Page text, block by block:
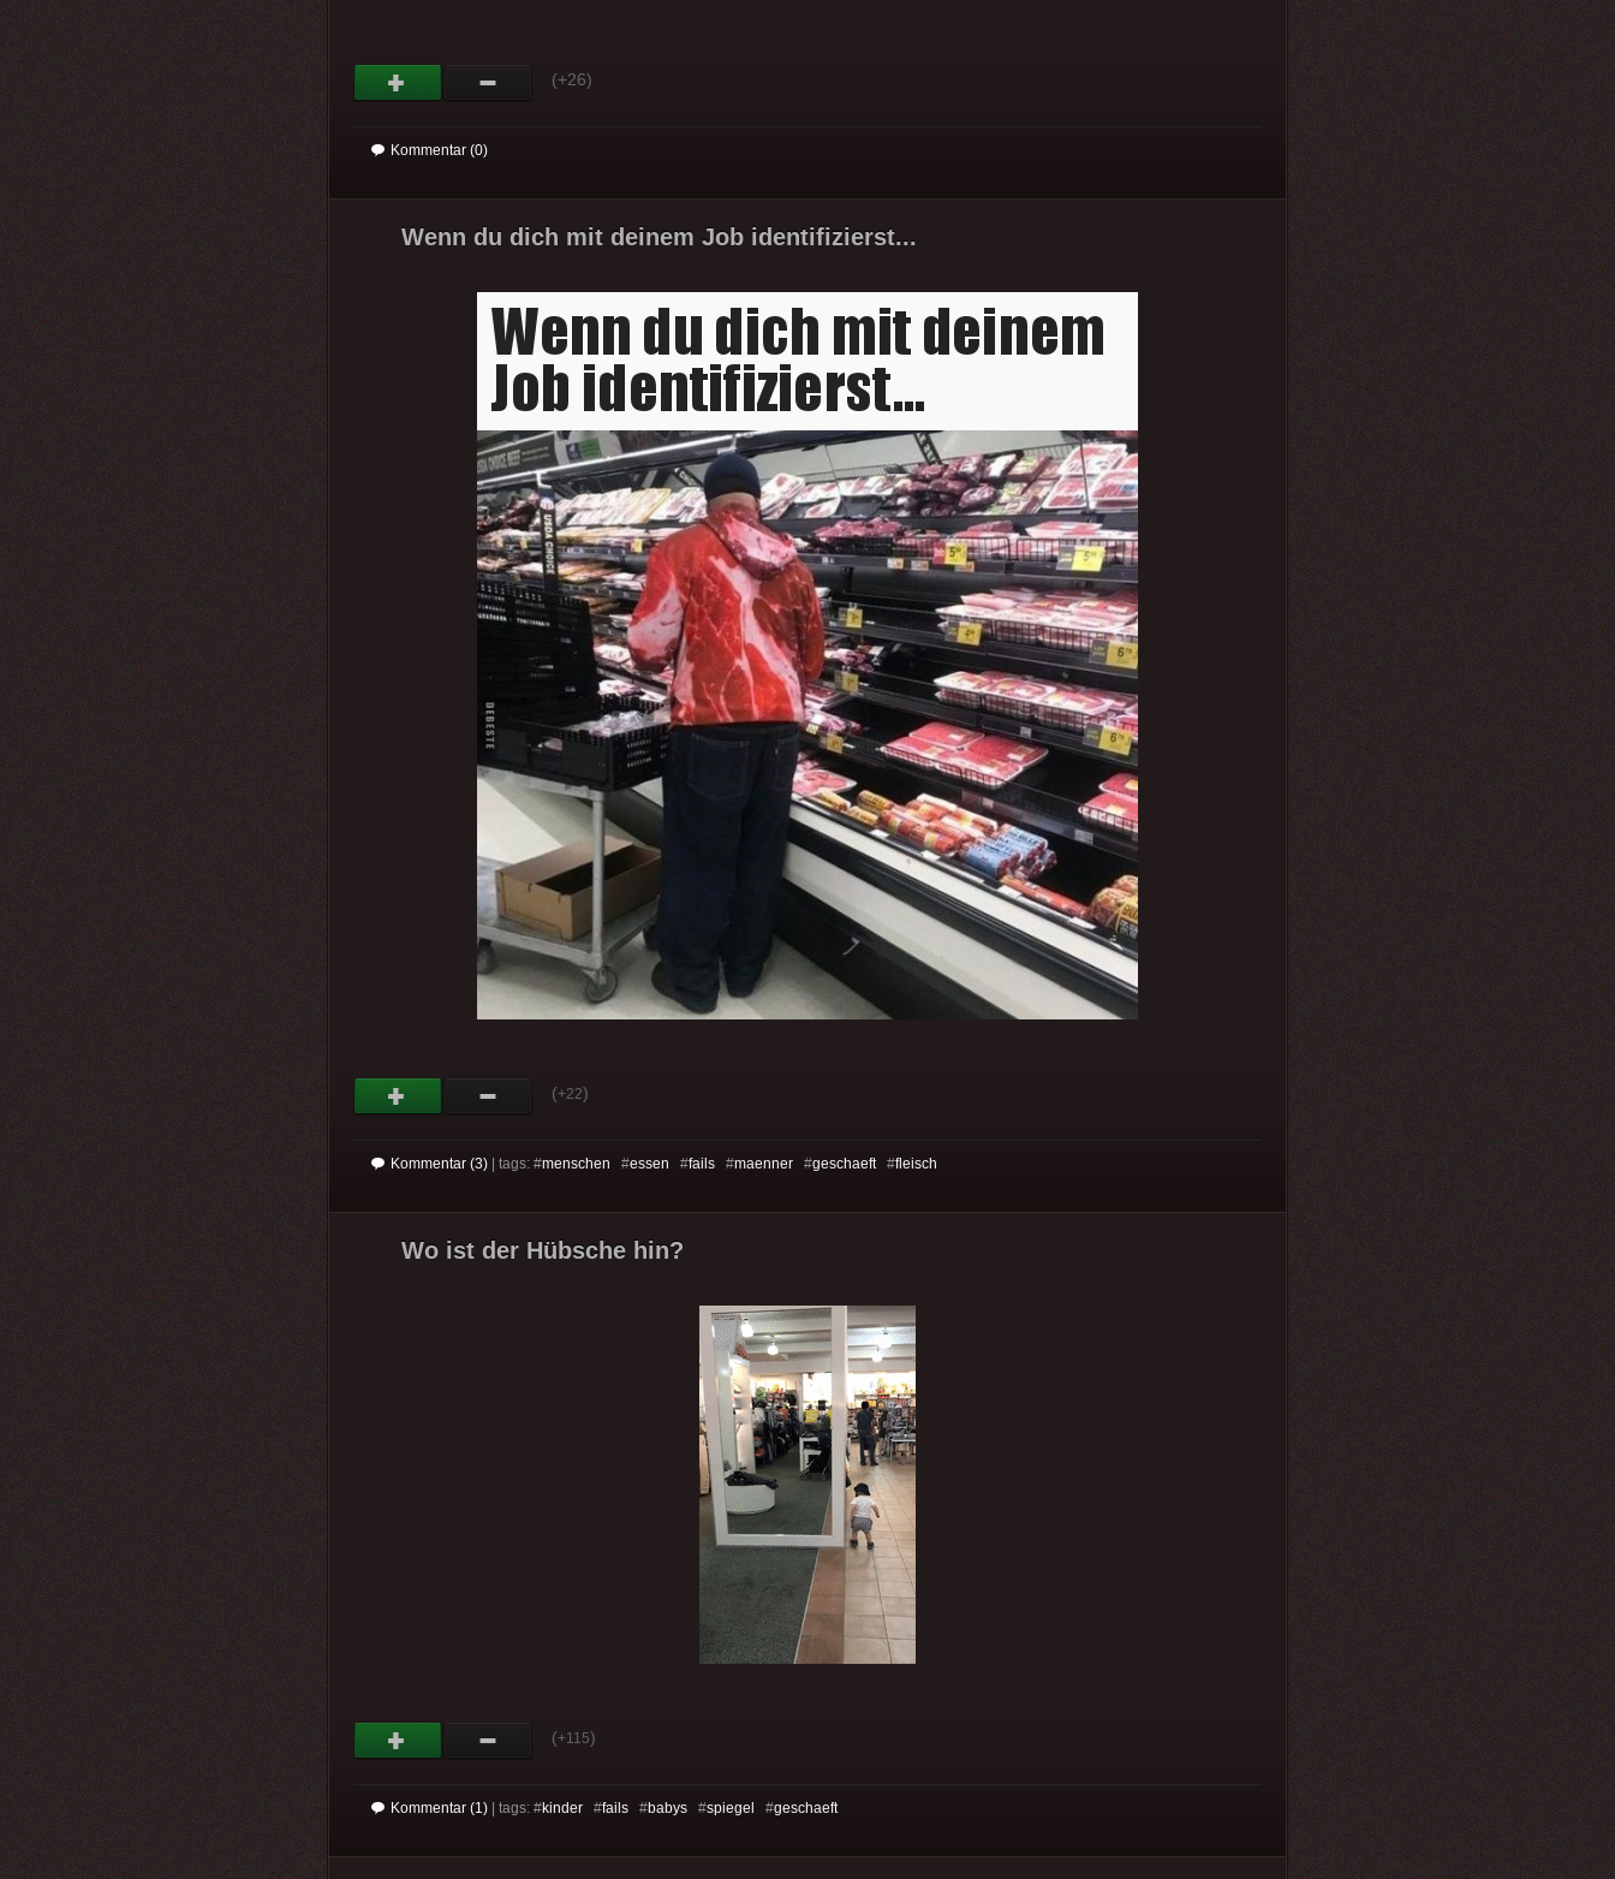
(+26)
Kommentar (0)
Wenn du dich mit deinem Job identifizierst...
(+22)
Kommentar (3) | tags: #menschen #essen #fails #maenner #geschaeft#fleisch
Wo ist der Hübsche hin?
(+115)
Kommentar (1) | tags: #kinder #fails #babys #spiegel #geschaeft